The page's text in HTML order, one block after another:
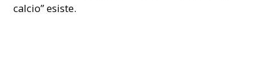
calcio” esiste.